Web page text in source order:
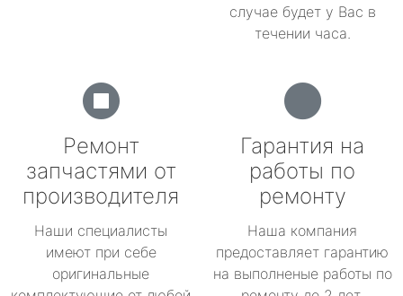
случае будет у Вас в
течении часа.
Ремонт
запчастями от
производителя
Наши специалисты
имеют при себе
оригинальные
Гарантия на
работы по
ремонту
Наша компания
предоставляет гарантию
на выполненые работы по